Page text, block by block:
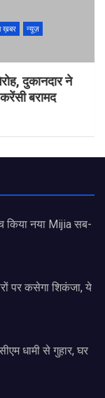
ख़बर
न्यूज़
दुकानदार ने
बरामद
किया नया Mijia सब-
पर कसेगा शिकंजा, ये
धामी से गुहार, घर